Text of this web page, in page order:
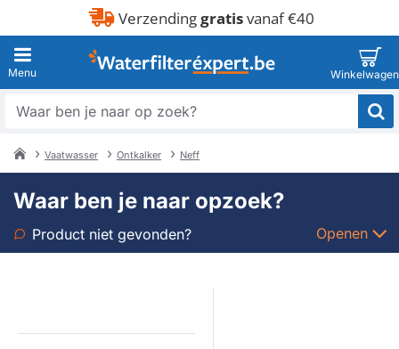
Verzendinggratisvanaf €40
Waar
zoek?
Vaatwasser Ontkalker Neff
Waar ben je naar opzoek?
Product niet gevonden? Openen